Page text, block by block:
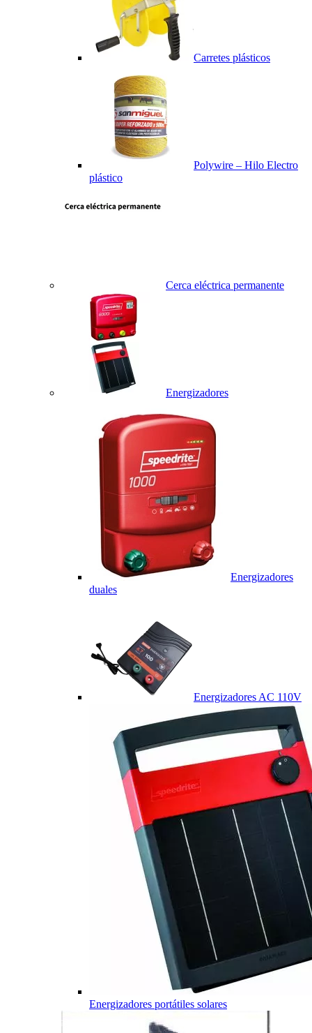
Carretes plásticos
Polywire – Hilo Electro
plástico
Cerca eléctrica permanente
Energizadores
Energizadores
duales
Energizadores AC 110V
Energizadores portátiles solares